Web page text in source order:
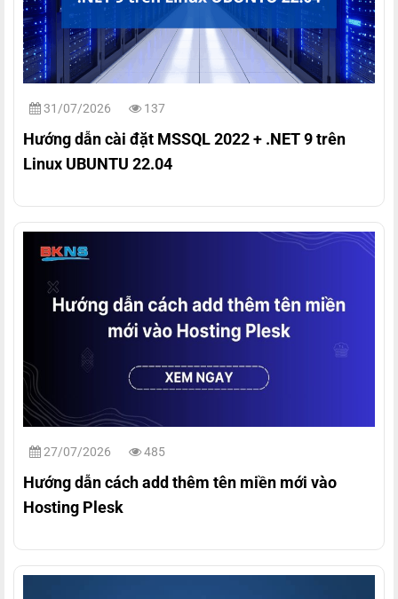
31/07/2026 137
Hướng dẫn cài đặt MSSQL 2022 + .NET 9 trên
Linux UBUNTU 22.04
27/07/2026 485
Hướng dẫn cách add thêm tên miền mới vào
Hosting Plesk